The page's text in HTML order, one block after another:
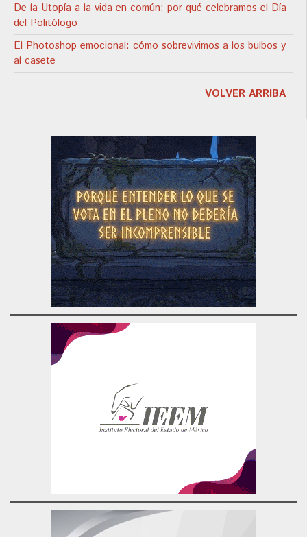
De la Utopía a la vida en común: por qué celebramos el Día
del Politólogo
El Photoshop emocional: cómo sobrevivimos a los bulbos y
al casete
VOLVER ARRIBA